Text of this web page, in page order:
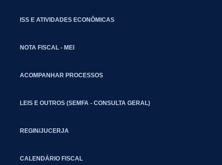
ISS E ATIVIDADES ECONÔMICAS
NOTA FISCAL - MEI
ACOMPANHAR PROCESSOS
LEIS E OUTROS (SEMFA - CONSULTA GERAL)
REGIN/JUCERJA
CALENDÁRIO FISCAL